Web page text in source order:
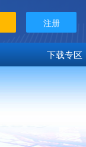
注册
下载专区